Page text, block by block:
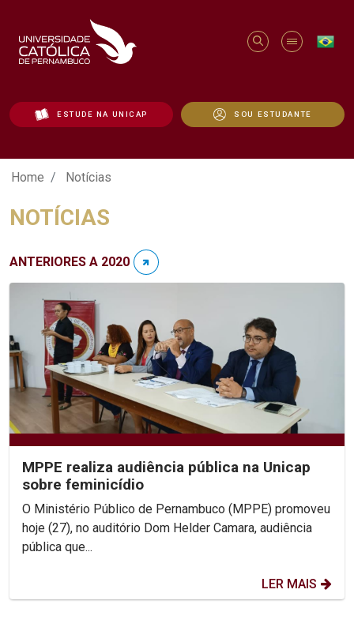
ESTUDE NA UNICAP SOU ESTUDANTE
Notícias - Unicap
Home Notícias
NOTÍCIAS
ANTERIORES A 2020
MPPE realiza audiência pública na Unicap
sobre feminicídio
O Ministério Público de Pernambuco (MPPE) promoveu
hoje (27), no auditório Dom Helder Camara, audiência
pública que...
LER MAIS